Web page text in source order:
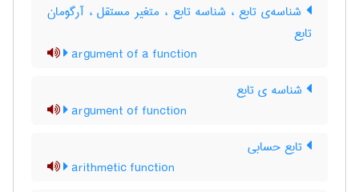
شناسه‌ی تابع ، شناسه تابع ، متغیر مستقل ، آرگومان
تابع
argument of a function
شناسه ی تابع
argument of function
تابع حسابی
arithmetic function